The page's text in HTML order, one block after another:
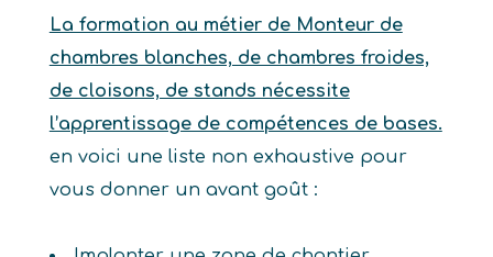
La formation au métier de Monteur de
chambres blanches, de chambres froides,
de cloisons, de stands nécessite
l’apprentissage de compétences de bases.
en voici une liste non exhaustive pour
vous donner un avant goût :